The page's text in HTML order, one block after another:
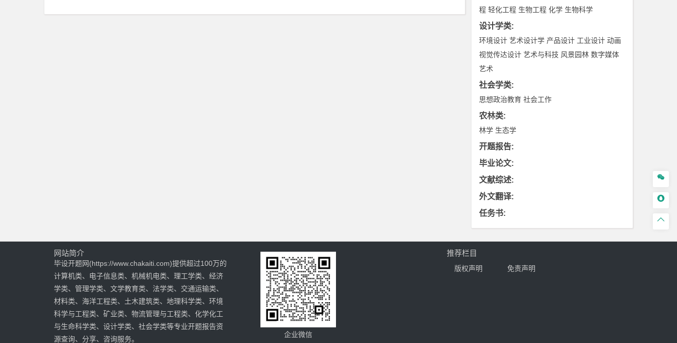
程 轻化工程 生物工程 化学 生物科学
设计学类:
环境设计 艺术设计学 产品设计 工业设计 动画
视觉传达设计 艺术与科技 风景园林 数字媒体
艺术
社会学类:
思想政治教育 社会工作
农林类:
林学 生态学
开题报告:
毕业论文:
文献综述:
外文翻译:
任务书:



网站简介
毕设开题网(https://www.chakaiti.com)提供超过100万的
计算机类、电子信息类、机械机电类、理工学类、经济
学类、管理学类、文学教育类、法学类、交通运输类、
材料类、海洋工程类、土木建筑类、地理科学类、环境
科学与工程类、矿业类、物流管理与工程类、化学化工
与生命科学类、设计学类、社会学类等专业开题报告资
源查询、分享、咨询服务。
企业微信
推荐栏目
版权声明 免责声明